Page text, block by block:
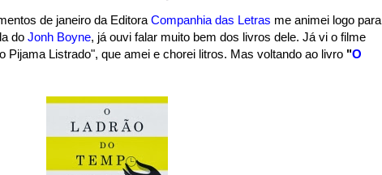
de janeiro da Editora Companhia das Letras me animei logo para
do Jonh Boyne, já ouvi falar muito bem dos livros dele. Já vi o filme
Pijama Listrado", que amei e chorei litros. Mas voltando ao livro "O